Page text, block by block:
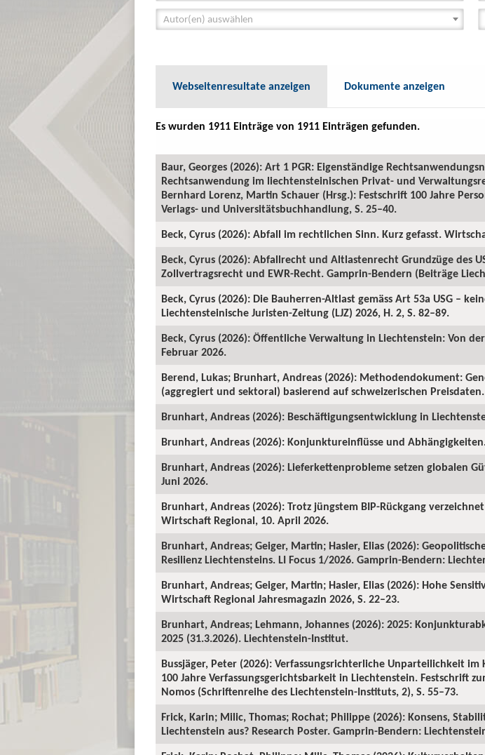
Autor(en) auswählen
Webseitenresultate anzeigen Dokumente anzeigen
Es wurden 1911 Einträge von 1911 Einträgen gefunden.
Baur, Georges (2026): Art 1 PGR: Eigenständige
Rechtsanwendung im liechtensteinischen Privat- und
Bernhard Lorenz, Martin Schauer (Hrsg.): Festschrift 100 Jahre
Verlags- und Universitätsbuchhandlung, S. 25–40.
Beck, Cyrus (2026): Abfall im rechtlichen Sinn. Kurz gefasst.
Beck, Cyrus (2026): Abfallrecht und Altlastenrecht Grundzüge des
Zollvertragsrecht und EWR-Recht. Gamprin-Bendern (Beiträge
Beck, Cyrus (2026): Die Bauherren-Altlast gemäss Art 53a USG –
Liechtensteinische Juristen-Zeitung (LJZ) 2026, H. 2, S. 82–89.
Beck, Cyrus (2026): Öffentliche Verwaltung in Liechtenstein: Von
Februar 2026.
Berend, Lukas; Brunhart, Andreas (2026): Methodendokument:
(aggregiert und sektoral) basierend auf schweizerischen
Brunhart, Andreas (2026): Beschäftigungsentwicklung in
Brunhart, Andreas (2026): Konjunktureinflüsse und
Brunhart, Andreas (2026): Lieferkettenprobleme setzen globalen
Juni 2026.
Brunhart, Andreas (2026): Trotz jüngstem BIP-Rückgang
Wirtschaft Regional, 10. April 2026.
Brunhart, Andreas; Geiger, Martin; Hasler, Elias (2026):
Resilienz Liechtensteins. LI Focus 1/2026. Gamprin-Bendern:
Brunhart, Andreas; Geiger, Martin; Hasler, Elias (2026): Hohe
Wirtschaft Regional Jahresmagazin 2026, S. 22–23.
Brunhart, Andreas; Lehmann, Johannes (2026): 2025:
2025 (31.3.2026). Liechtenstein-Institut.
Bussjäger, Peter (2026): Verfassungsrichterliche Unparteilichkeit
100 Jahre Verfassungsgerichtsbarkeit in Liechtenstein. Festschrift
Nomos (Schriftenreihe des Liechtenstein-Instituts, 2), S. 55–73.
Frick, Karin; Milic, Thomas; Rochat; Philippe (2026): Konsens,
Liechtenstein aus? Research Poster. Gamprin-Bendern: